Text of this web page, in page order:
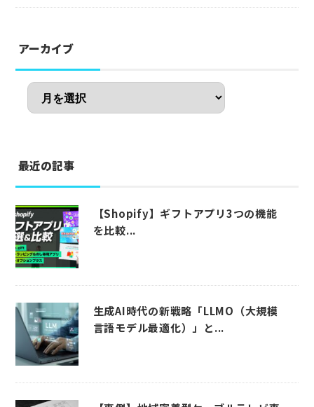
アーカイブ
最近の記事
【Shopify】ギフトアプリ3つの機能
を比較...
生成AI時代の新戦略「LLMO（大規模
言語モデル最適化）」と...